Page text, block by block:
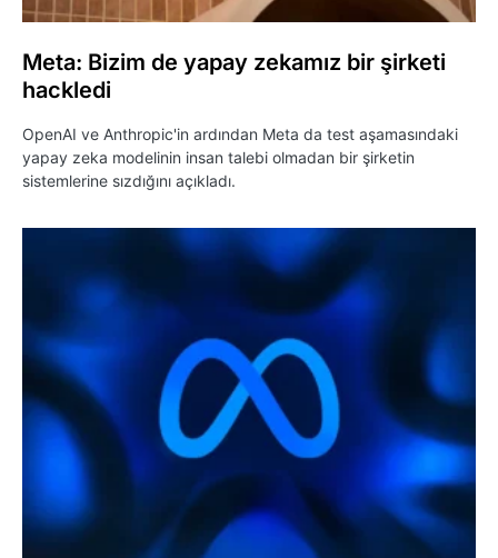
Meta: Bizim de yapay zekamız bir şirketi
hackledi
OpenAI ve Anthropic'in ardından Meta da test aşamasındaki
yapay zeka modelinin insan talebi olmadan bir şirketin
sistemlerine sızdığını açıkladı.